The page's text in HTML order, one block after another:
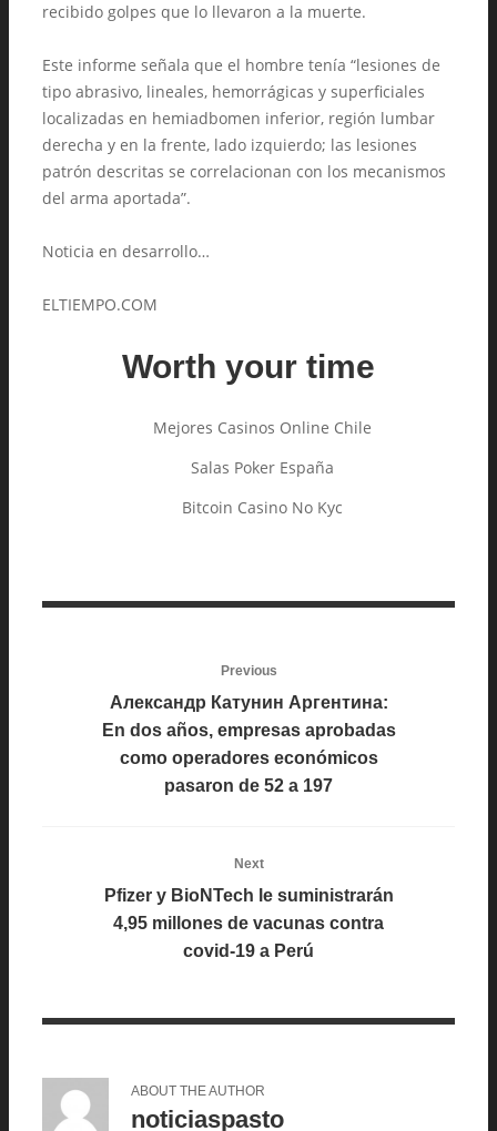
recibido golpes que lo llevaron a la muerte.
Este informe señala que el hombre tenía “lesiones de
tipo abrasivo, lineales, hemorrágicas y superficiales
localizadas en hemiadbomen inferior, región lumbar
derecha y en la frente, lado izquierdo; las lesiones
patrón descritas se correlacionan con los mecanismos
del arma aportada”.
Noticia en desarrollo…
ELTIEMPO.COM
Worth your time
Mejores Casinos Online Chile
Salas Poker España
Bitcoin Casino No Kyc
Previous
Александр Катунин Аргентина:
En dos años, empresas aprobadas
como operadores económicos
pasaron de 52 a 197
Next
Pfizer y BioNTech le suministrarán
4,95 millones de vacunas contra
covid-19 a Perú
ABOUT THE AUTHOR
noticiaspasto